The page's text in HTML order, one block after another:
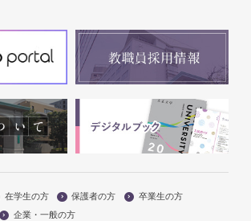
在学生の方 保護者の方
卒業生の方
企業・一般の方